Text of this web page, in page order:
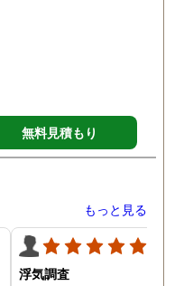
無料見積もり
もっと見る
浮気調査